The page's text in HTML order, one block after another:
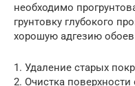
необходимо
грунтовку глубокого
хорошую адгезию обоев
1. Удаление старых
2. Очистка